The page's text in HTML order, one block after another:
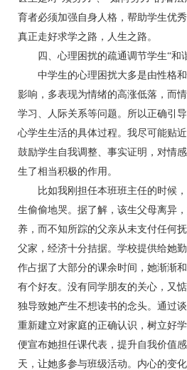
育者必须加强自身人格，帮助学生优
真正走好求学之路，人生之路。
四、心理困扰的疏通调节学生“和
中学生的心理困扰大多是由性格和
影响，多表现为情绪的高涨低落，而
学习、人际关系等问题。所以正确引
心学生生活的具体过程。我尽可能贴
鼓励学生自我调整、事实证明，对情
生了相当积极的作用。
比如我刚担任本班班主任的时候，
生偷偷地哭。据了解，该生父母离异
养，而不知所踪的父亲从未支付任何
父家，经济十分拮据。学校提供给她
作占据了大部分的课余时间，她渐渐
有个好友。没有同学朋友的关心，又
独导致她产生不想读书的念头。通过
重新建立对家庭的正确认识，树立好
便宣布她担任课代表，提升自我价值
天，让她多参与班级活动。内心的变